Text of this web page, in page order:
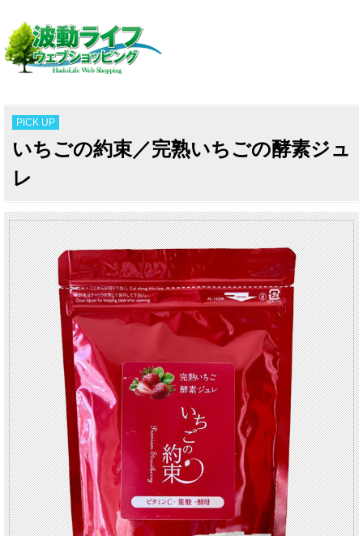
PICK UP
いちごの約束／完熟いちごの酵素ジュ
レ